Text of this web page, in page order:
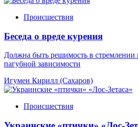
Происшествия
Беседа о вреде курения
Должна быть решимость в стремлении
пагубной зависимости
Игумен Кирилл (Сахаров)
Происшествия